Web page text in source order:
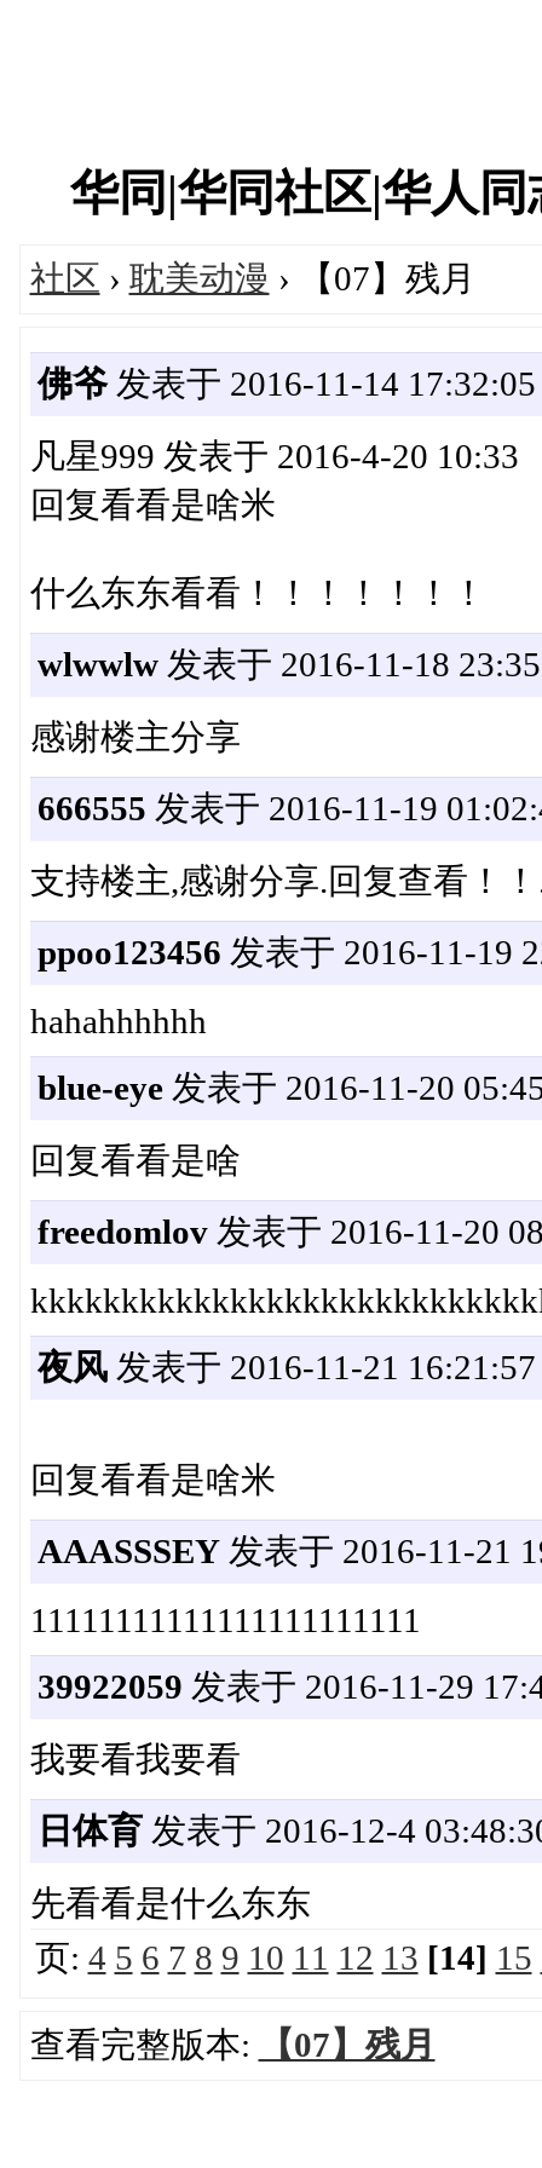
华同|华同社区|华人
社区 › 耽美动漫 › 【07】残月
佛爷发表于 2016-11-14 17:32:05
凡星999 发表于 2016-4-20 10:33
回复看看是啥米
什么东东看看！！！！！！！
wlwwlw发表于 2016-11-18
感谢楼主分享
666555 发表于 2016-11-19
支持楼主,感谢分享.回复查看！！
ppoo123456 发表于 2016-11-19
hahahhhhhh
blue-eye发表于 2016-11-20
回复看看是啥
freedomlov发表于 2016-11-20
夜风发表于 2016-11-21 16:21:57
回复看看是啥米
AAASSSEY发表于 2016-11-21
11111111111111111111111
39922059 发表于 2016-11-29
我要看我要看
日体育发表于 2016-12-4
先看看是什么东东
页: 4 5 6 7 8 9 10 11 12 13 [14] 15
查看完整版本: 【07】残月